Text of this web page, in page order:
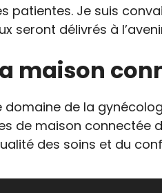
patientes. Je suis
seront délivrés à
maison
de la
de maison connectée
des soins et du